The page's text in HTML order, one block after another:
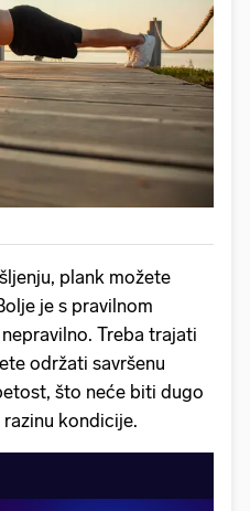
plank možete
je s pravilnom
Treba trajati
održati savršenu
što neće biti dugo
kondicije.